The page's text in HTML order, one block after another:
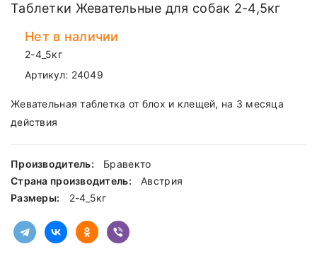
Таблетки Жевательные для собак 2-4,5кг
Нет в наличии
2-4_5кг
Артикул: 24049
Жевательная таблетка от блох и клещей, на 3 месяца
действия
Производитель:
Бравекто
Страна производитель:
Австрия
Размеры:
2-4_5кг